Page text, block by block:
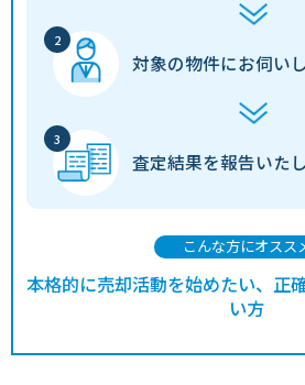
対象の物件にお伺い
査定結果を報告いた
こんな方にオスス
本格的に売却活動を始めたい、正
い方